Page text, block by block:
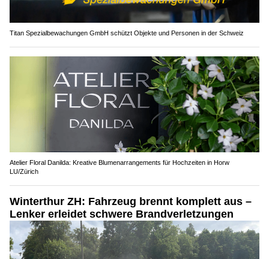
Titan Spezialbewachungen GmbH schützt Objekte und Personen in der Schweiz
Atelier Floral Danilda: Kreative Blumenarrangements für Hochzeiten in Horw
LU/Zürich
Winterthur ZH: Fahrzeug brennt komplett aus –
Lenker erleidet schwere Brandverletzungen